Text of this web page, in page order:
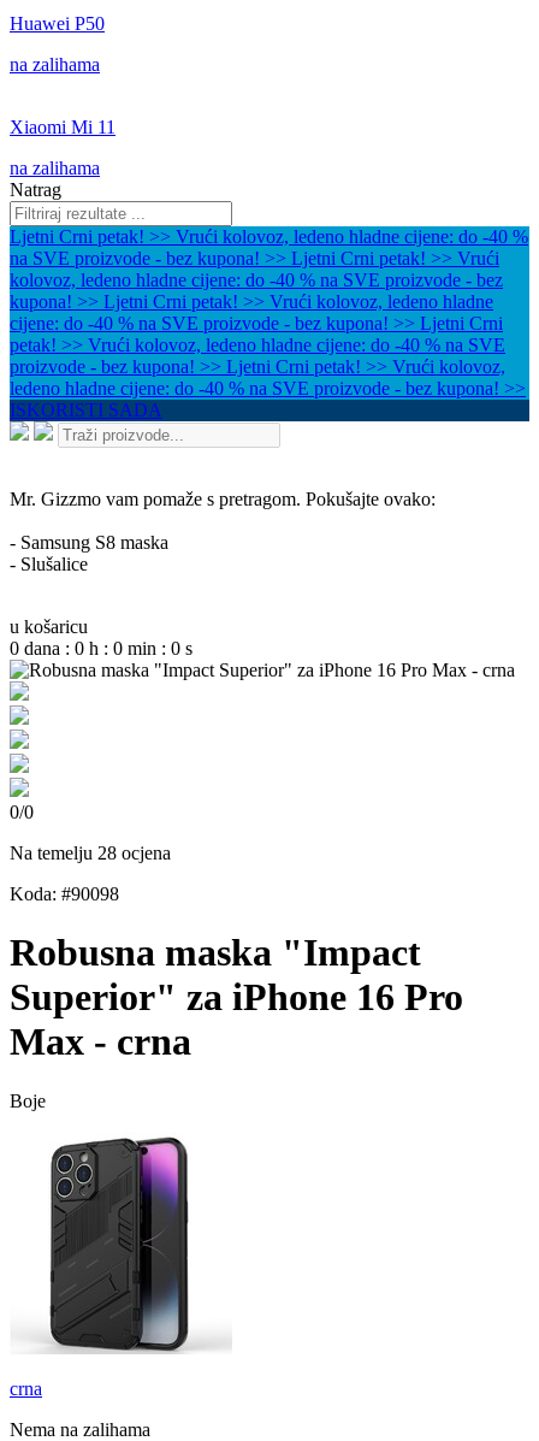
Huawei P50
na zalihama
Xiaomi Mi 11
na zalihama
Natrag
Ljetni Crni petak! >> Vrući kolovoz, ledeno hladne cijene: do -40 %
na SVE proizvode - bez kupona! >> Ljetni Crni petak! >> Vrući
kolovoz, ledeno hladne cijene: do -40 % na SVE proizvode - bez
kupona! >> Ljetni Crni petak! >> Vrući kolovoz, ledeno hladne
cijene: do -40 % na SVE proizvode - bez kupona! >> Ljetni Crni
petak! >> Vrući kolovoz, ledeno hladne cijene: do -40 % na SVE
proizvode - bez kupona! >> Ljetni Crni petak! >> Vrući kolovoz,
ledeno hladne cijene: do -40 % na SVE proizvode - bez kupona! >>
ISKORISTI SADA
Mr. Gizzmo vam pomaže s pretragom. Pokušajte ovako:
- Samsung S8 maska
- Slušalice
u košaricu
0 dana : 0 h : 0 min : 0 s
0/0
Na temelju 28 ocjena
Koda: #90098
Robusna maska "Impact
Superior" za iPhone 16 Pro
Max - crna
Boje
crna
Nema na zalihama